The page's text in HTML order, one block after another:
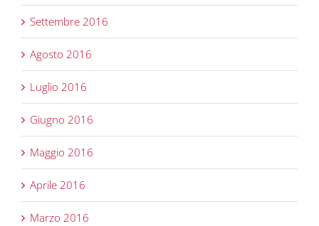
Settembre 2016
Agosto 2016
Luglio 2016
Giugno 2016
Maggio 2016
Aprile 2016
Marzo 2016